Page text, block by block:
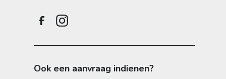
Ook een aanvraag indienen?